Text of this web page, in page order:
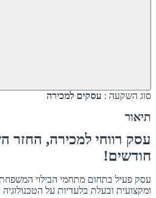
סוג השקעה : עסקים למכירה
תיאור
חודשים!
עסק פעיל בתחום מתחמי הבילוי
ומקצועית ובעלת בלעדיות על